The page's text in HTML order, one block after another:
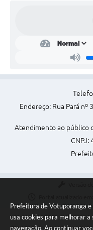
Prefeitura de Votuporanga
usa cookies para melhorar a
navegação. Ao continuar
Endereço: Rua Pará nº
Atendimento ao público
CNPJ: